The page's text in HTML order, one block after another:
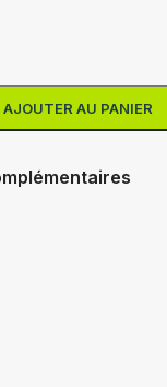
AJOUTER AU PANIER